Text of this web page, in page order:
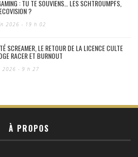
: TU TE SOUVIENS… LES SCHTROUMPFS,
?
2026 - 19 h 02
SCREAMER, LE RETOUR DE LA LICENCE CULTE
RACER ET BURNOUT
2026 - 9 h 27
À PROPOS